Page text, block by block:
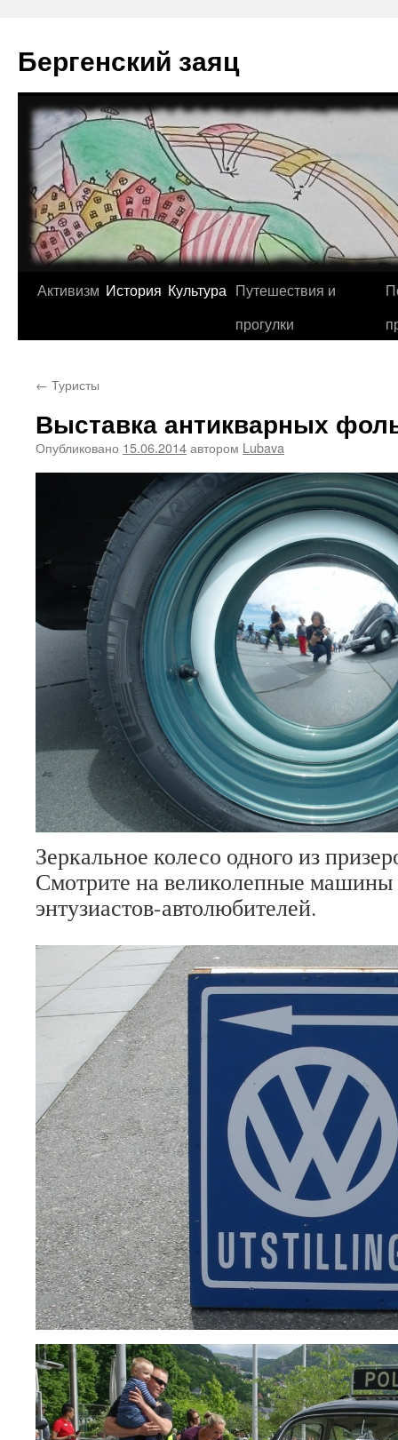
содержимому
Бергенский заяц
Активизм История Культура Путешествия и
прогулки
← Туристы
Выставка антикварных
Опубликовано 15.06.2014автором Lubava
Зеркальное колесо одного из
Смотрите на великолепные машины
энтузиастов-автолюбителей.